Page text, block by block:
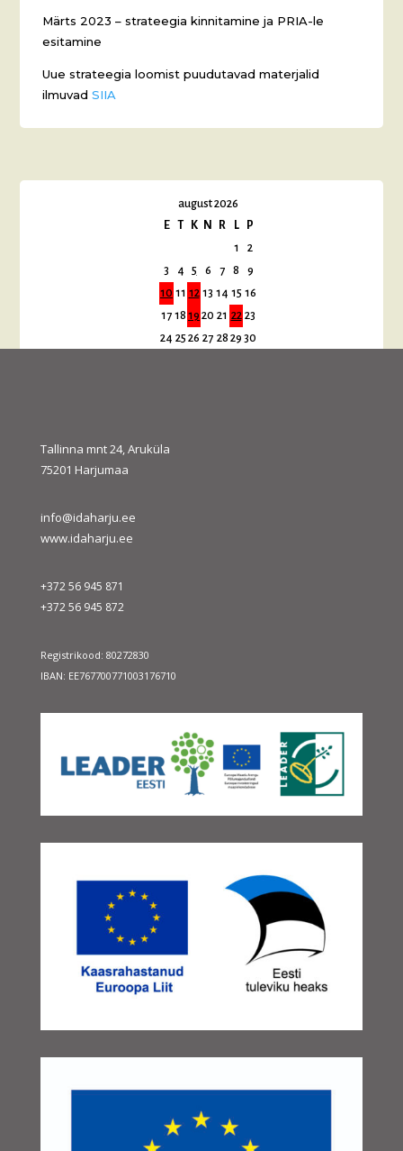
Märts 2023 – strateegia kinnitamine ja PRIA-le
esitamine
Uue strateegia loomist puudutavad materjalid
ilmuvadSIIA
august 2026
E
T K N R L
P
1
2
3
4 5 6 7 8
9
10 11 12 13 14 15 16
17 18 19 20 21 22 23
24 25 26 27 28 29 30
Tallinna mnt 24, Aruküla
75201 Harjumaa
info@idaharju.ee
www.idaharju.ee
+372 56 945 871
+372 56 945 872
Registrikood: 80272830
IBAN: EE767700771003176710